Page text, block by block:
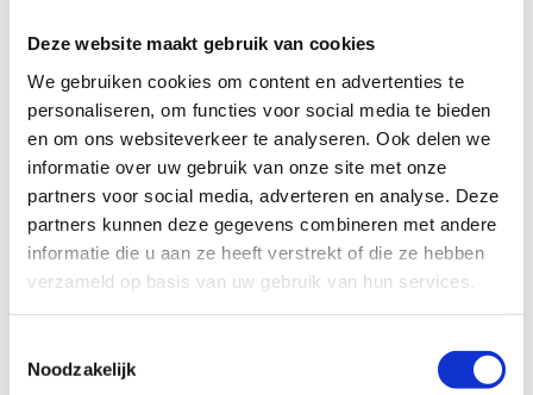
Deze website maakt gebruik van cookies
We gebruiken cookies om content en advertenties te
personaliseren, om functies voor social media te bieden
en om ons websiteverkeer te analyseren. Ook delen we
informatie over uw gebruik van onze site met onze
partners voor social media, adverteren en analyse. Deze
partners kunnen deze gegevens combineren met andere
informatie die u aan ze heeft verstrekt of die ze hebben
verzameld op basis van uw gebruik van hun services.
Noodzakelijk
Cyclocars Kurt
Zeewindstraat 13-15
8300 Knokke-Heist
T +32 50 61 31 15
info@rentabike.be
http://rentabike.be
Koksijde
Paul Herygers